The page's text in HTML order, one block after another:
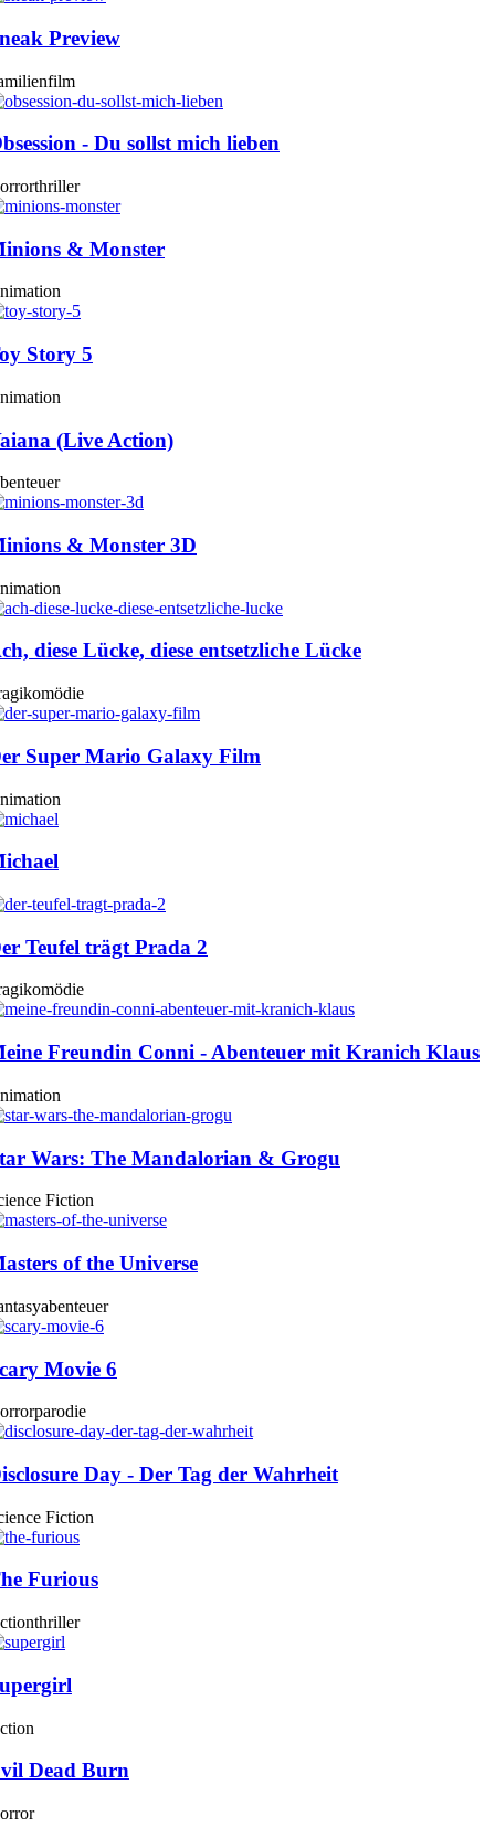
Preview
- Du sollst mich lieben
& Monster
Story 5
(Live Action)
& Monster 3D
diese Lücke, diese entsetzliche Lücke
Super Mario Galaxy Film
Teufel trägt Prada 2
Freundin Conni - Abenteuer mit Kranich Klaus
Wars: The Mandalorian & Grogu
Fiction
of the Universe
Movie 6
Day - Der Tag der Wahrheit
Fiction
Furious
Dead Burn